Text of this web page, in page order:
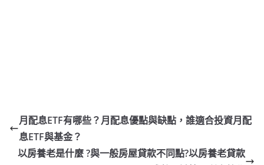
月配息ETF有哪些？月配息優點與缺點，誰適合投資月配
息ETF與基金？
以房養老是什麼 ?與一般房屋貸款不同點?以房養老貸款